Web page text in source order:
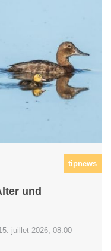
tipnews
und
juillet 2026, 08:00